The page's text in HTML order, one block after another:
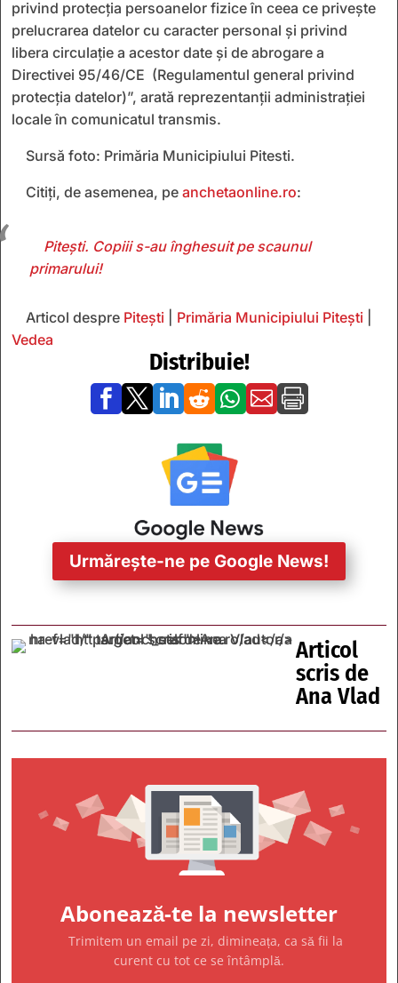
privind protecția persoanelor fizice în ceea ce privește
prelucrarea datelor cu caracter personal și privind
libera circulație a acestor date și de abrogare a
Directivei 95/46/CE (Regulamentul general privind
protecția datelor)”, arată reprezentanții administrației
locale în comunicatul transmis.
Sursă foto: Primăria Municipiului Pitesti.
Citiți, de asemenea, pe anchetaonline.ro:
Pitești. Copiii s-au înghesuit pe scaunul
primarului!
Articol despre Pitești Primăria Municipiului Pitești
Vedea
Distribuie!
      
Urmărește-ne pe Google News!
Articol
scris de
Ana Vlad
Abonează-te la newsletter
Trimitem un email pe zi, dimineața, ca să fii la
curent cu tot ce se întâmplă.